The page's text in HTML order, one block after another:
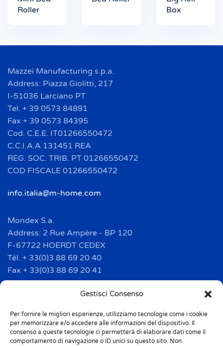
Gestisci Consenso
Per fornire le migliori esperienze, utilizziamo tecnologie come i cookie
per memorizzare e/o accedere alle informazioni del dispositivo. Il
consenso a queste tecnologie ci permetterà di elaborare dati come il
comportamento di navigazione o ID unici su questo sito. Non
Roller
Box
Mazzei Manufacturing s.p.a.
Address: Piazza Giolitti, 217
I-51036 Larciano PT
Tel. + 39 0573 84891
Fax + 39 0573 84395
Cod. C.E.E. IT01266550472
C.C.I.A.A 131451 REA
REG. SOC. TRIB. PT 01266550472
COD FISCALE 01266550472
info.italia@m-home.com
Mondex S.a.
Address: 2 Rue Ampère - BP 120
F-67722 HOERDT CEDEX
Tél. + 33(0)3 88 69 20 40
Fax + 33(0)3 88 69 20 41
info.france@m-home.com
Mondex Menaje España S.a.
Address: Ctra de Girona, km. 101.5